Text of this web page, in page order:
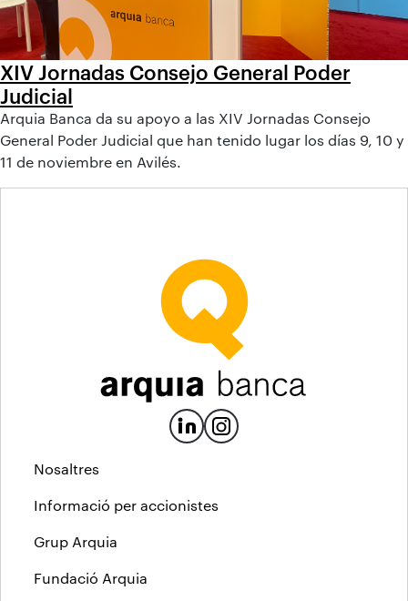
XIV Jornadas Consejo General Poder
Judicial
Arquia Banca da su apoyo a las XIV Jornadas Consejo
General Poder Judicial que han tenido lugar los días 9, 10 y
11 de noviembre en Avilés.
Nosaltres
Informació per accionistes
Grup Arquia
Fundació Arquia